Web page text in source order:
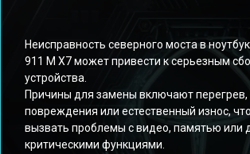
Неисправность северного моста в
911 M X7 может привести к серьезным
устройства.
Причины для замены включают перегрев,
повреждения или естественный износ,
вызвать проблемы с видео, памятью или
критическими функциями.